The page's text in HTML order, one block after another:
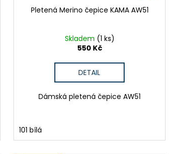
Pletená Merino čepice KAMA AW51
Skladem (1 ks)
550 Kč
DETAIL
Dámská pletená čepice AW51
101 bílá